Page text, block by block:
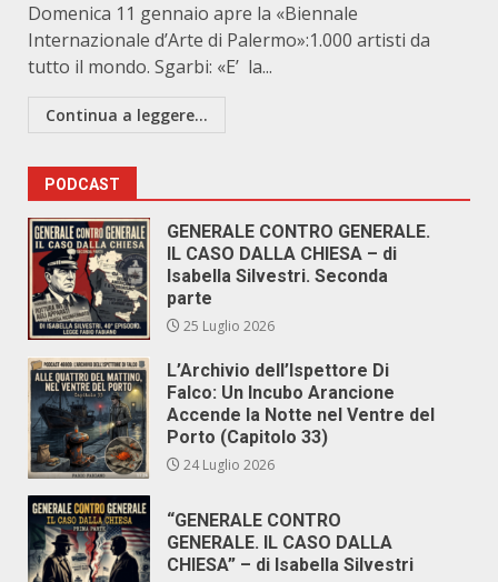
Domenica 11 gennaio apre la «Biennale
Internazionale d’Arte di Palermo»:1.000 artisti da
tutto il mondo. Sgarbi: «E’ la...
Continua a leggere...
PODCAST
GENERALE CONTRO GENERALE.
IL CASO DALLA CHIESA – di
Isabella Silvestri. Seconda
parte
25 Luglio 2026
L’Archivio dell’Ispettore Di
Falco: Un Incubo Arancione
Accende la Notte nel Ventre del
Porto (Capitolo 33)
24 Luglio 2026
“GENERALE CONTRO
GENERALE. IL CASO DALLA
CHIESA” – di Isabella Silvestri